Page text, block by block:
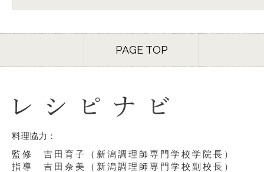
PAGE TOP
料理協力：
監修 吉田育子（新潟調理師専門学校学院長）
指導 吉田奈美（新潟調理師専門学校副校長）